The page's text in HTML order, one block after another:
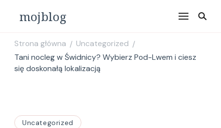
mojblog
Strona główna / Uncategorized /
Tani nocleg w Świdnicy? Wybierz Pod-Lwem i ciesz
się doskonałą lokalizacją
Uncategorized